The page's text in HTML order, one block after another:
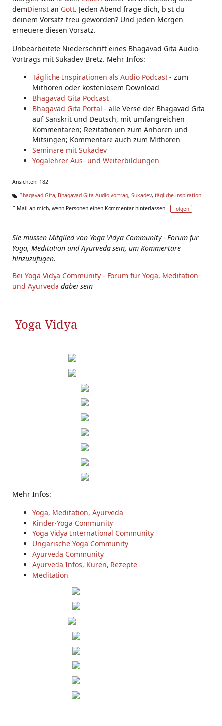
demDienst an Gott. Jeden Abend frage dich, bist du
deinem Vorsatz treu geworden? Und jeden Morgen
erneuere diesen Vorsatz.
Unbearbeitete Niederschrift eines Bhagavad Gita Audio-
Vortrags mit Sukadev Bretz. Mehr Infos:
Tägliche Inspirationen als Audio Podcast - zum
Mithören oder kostenlosem Download
Bhagavad Gita Podcast
Bhagavad Gita Portal - alle Verse der Bhagavad Gita
auf Sanskrit und Deutsch, mit umfangreichen
Kommentaren; Rezitationen zum Anhören und
Mitsingen; Kommentare auch zum Mithören
Seminare mit Sukadev
Yogalehrer Aus- und Weiterbildungen
Ansichten: 182
g
Bhagavad Gita, Bhagavad Gita Audio-Vortrag, Sukadev, tägliche inspiration
E-Mail an mich, wenn Personen einen Kommentar hinterlassen –
Folgen
Sie müssen Mitglied von Yoga Vidya Community - Forum für
Yoga, Meditation und Ayurveda sein, um Kommentare
hinzuzufügen.
Bei Yoga Vidya Community - Forum für Yoga, Meditation
und Ayurveda dabei sein
Yoga Vidya
Mehr Infos:
Yoga, Meditation, Ayurveda
Kinder-Yoga Community
Yoga Vidya International Community
Ungarische Yoga Community
Ayurveda Community
Ayurveda Infos, Kuren, Rezepte
Meditation